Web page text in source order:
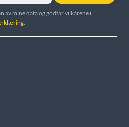
av mine data og godtar vilkårene i